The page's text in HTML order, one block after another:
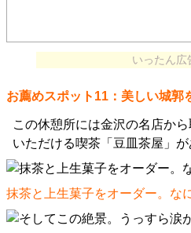
いったん広
お薦めスポット11：美しい城郭
この休憩所には金沢の名店か
いただける喫茶「豆皿茶屋」が
抹茶と上生菓子をオーダー。な